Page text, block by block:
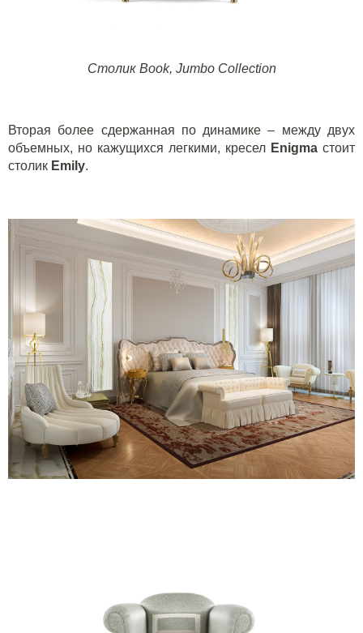
Столик Book, Jumbo Collection
Вторая более сдержанная по динамике – между двух
объемных, но кажущихся легкими, кресел Enigma стоит
столик Emily.